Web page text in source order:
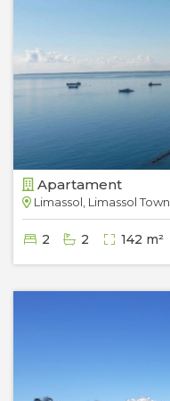
Apartament
Limassol, Limassol Town
2 2 142 m²